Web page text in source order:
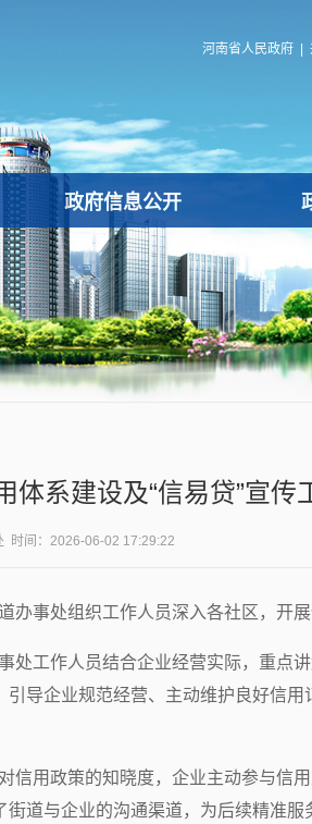
河南省人民政府
政府信息公开
系建设及“信易贷”宣传
时间：2026-06-02 17:29:22
事处组织工作人员深入各社区，开展
工作人员结合企业经营实际，重点
导企业规范经营、主动维护良好信
用政策的知晓度，企业主动参与信
道与企业的沟通渠道，为后续精准服